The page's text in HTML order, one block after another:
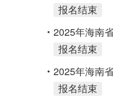
报名结束
2025年海南
报名结束
2025年海南
报名结束